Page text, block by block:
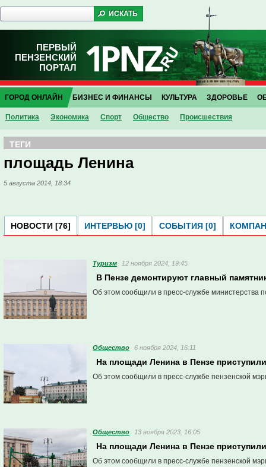
ПЕРВЫЙ
ПЕНЗЕНСКИЙ
ПОРТАЛ
ГОРОД ОНЛАЙН
Политика Экономика Спорт Общество Проиcшествия
БИЗНЕС И ФИНАНСЫ КУЛЬТУРА ЗДОРОВЬЕ
ТЕГИ
площадь Ленина
5 августа 2014, 18:34
НОВОСТИ [76] ИНТЕРВЬЮ [0] СОБЫТИЯ [0]
Туризм 12 ноября 2024, 19:45
В Пензе демонтируют главный
Об этом сообщили в пресс-службе министерства
Общество 6 ноября 2024, 16:11
На площади Ленина в Пензе
Об этом сообщили в пресс-службе пензенской
Общество 13 ноября 2023, 16:05
На площади Ленина в Пензе
Об этом сообщили в пресс-службе пензенской